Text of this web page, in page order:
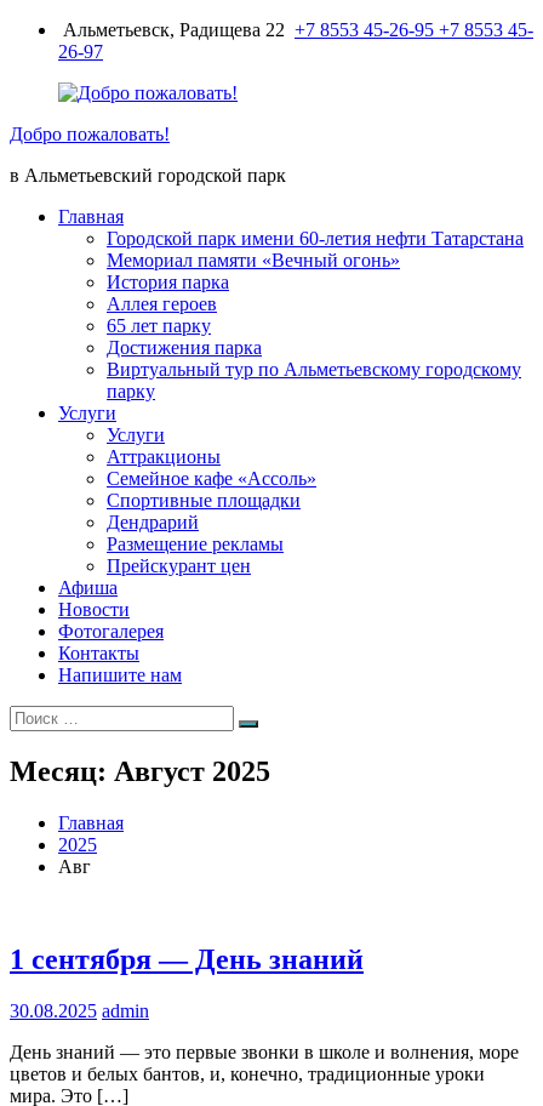
ПерейтиАльметьевск, Радищева 22 +7 8553 45-26-95 +7 8553 45-
26-97
Добро пожаловать!
в Альметьевский городской парк
Главная
Городской парк имени 60-летия нефти Татарстана
Мемориал памяти «Вечный огонь»
История парка
Аллея героев
65 лет парку
Достижения парка
Виртуальный тур по Альметьевскому городскому
парку
Услуги
Услуги
Аттракционы
Семейное кафе «Ассоль»
Спортивные площадки
Дендрарий
Размещение рекламы
Прейскурант цен
Афиша
Новости
Фотогалерея
Контакты
Напишите нам
Искать:
Поиск
Месяц: Август 2025
Главная
2025
Авг
1 сентября — День знаний
30.08.2025 admin
День знаний — это первые звонки в школе и волнения, море
цветов и белых бантов, и, конечно, традиционные уроки
мира. Это […]